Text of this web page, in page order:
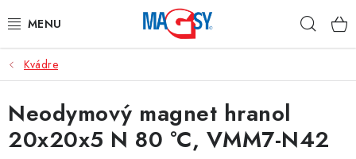
na
HLAVNÉ KATEGÓRIE
MAGNETICKÉ POMÔCKY
PRIEMYSELNÉ MAGNETY
Kvádre
Neodymový magnet hranol
20x20x5 N 80 °C, VMM7-N42